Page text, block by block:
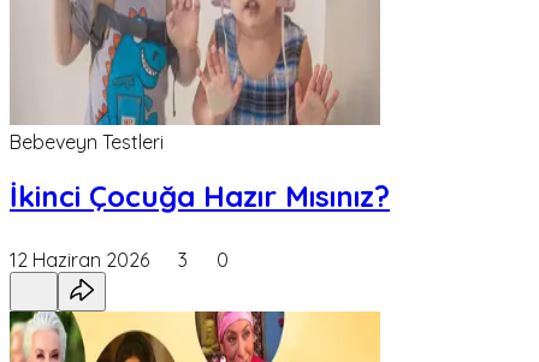
Bebeveyn Testleri
İkinci Çocuğa Hazır Mısınız?
12 Haziran 2026 3 0